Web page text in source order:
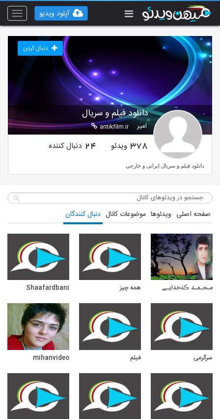
Toggle
آپلود ویدیو
دانلود فیلم و سریال
امیر antikfilm.ir
دنبال کردن
378 ویدئو 24 دنبال کننده
دانلود فیلم و سریال ایرانی و خارجی
صفحه اصلی ویدئوها موضوعات کانال دنبال کنندگان
مـحـمـد ڪدخدایـے همه چیز Shaafardbani
سرگرمی فیلم mihanvideo